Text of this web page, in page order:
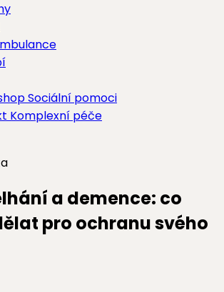
Sociální pomoci
Komplexní péče
a demence: co
pro ochranu svého